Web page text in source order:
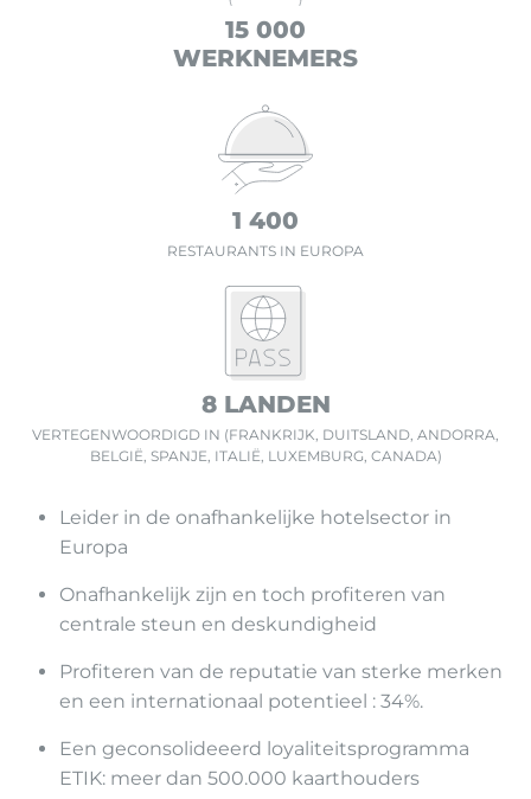
Leider in de onafhankelijke hotelsector in
Europa
Onafhankelijk zijn en toch profiteren van
centrale steun en deskundigheid
Profiteren van de reputatie van sterke merken
en een internationaal potentieel : 34%.
Een geconsolideeerd loyaliteitsprogramma
ETIK: meer dan 500.000 kaarthouders
15 000
WERKNEMERS
1 400
RESTAURANTS IN EUROPA
8 LANDEN
VERTEGENWOORDIGD IN (FRANKRIJK, DUITSLAND, ANDORRA,
BELGIË, SPANJE, ITALIË, LUXEMBURG, CANADA)